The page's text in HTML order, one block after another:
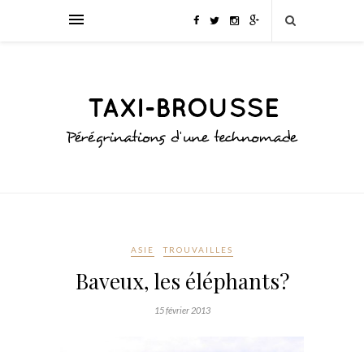
ASIE TROUVAILLES
Baveux, les éléphants?
15 février 2013